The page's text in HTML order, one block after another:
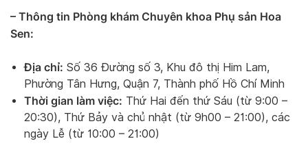
– Thông tin Phòng khám Chuyên khoa Phụ sản Hoa
Sen:
Địa chỉ: Số 36 Đường số 3, Khu đô thị Him Lam,
Phường Tân Hưng, Quận 7, Thành phố Hồ Chí Minh
Thời gian làm việc: Thứ Hai đến thứ Sáu (từ 9:00 –
20:30), Thứ Bảy và chủ nhật (từ 9h00 – 21:00), các
ngày Lễ (từ 10:00 – 21:00)